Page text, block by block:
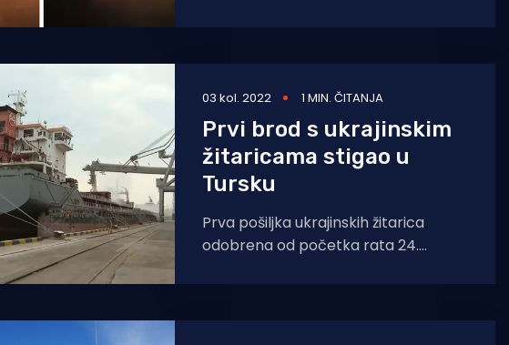
03 kol. 2022 1 MIN. ČITANJA
Prvi brod s ukrajinskim
žitaricama stigao u
Tursku
Prva pošiljka ukrajinskih žitarica
odobrena od početka rata 24.
pred sjevernu obalu Istanbula na